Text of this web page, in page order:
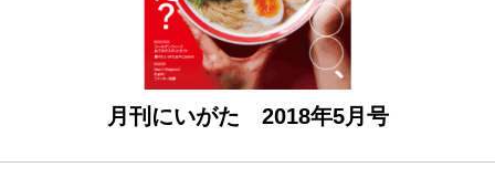
月刊にいがた 2018年5月号